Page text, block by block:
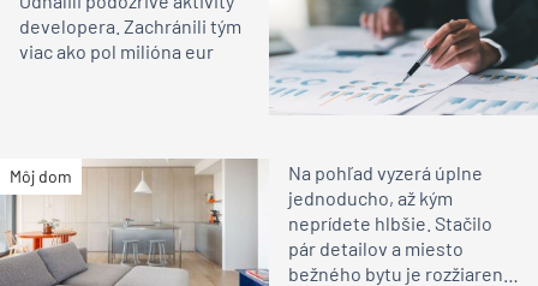
developera. Zachránili tým
viac ako pol milióna eur
Môj dom
Na pohľad vyzerá úplne
jednoducho, až kým
neprídete hlbšie. Stačilo
pár detailov a miesto
bežného bytu je rozžiarené